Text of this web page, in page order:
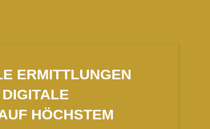
ERMITTLUNGEN
HÖCHSTEM